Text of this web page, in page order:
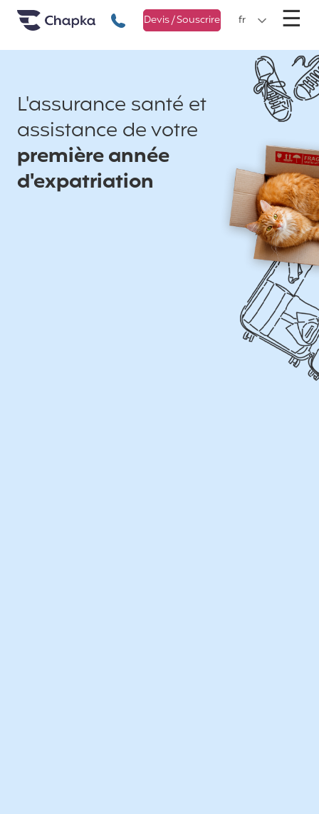
Chapka Assurances Voyages
+33 1 74 85 50 50
Devis / Souscrire fr ☰
L'assurance santé et
assistance de votre
première année
d'expatriation